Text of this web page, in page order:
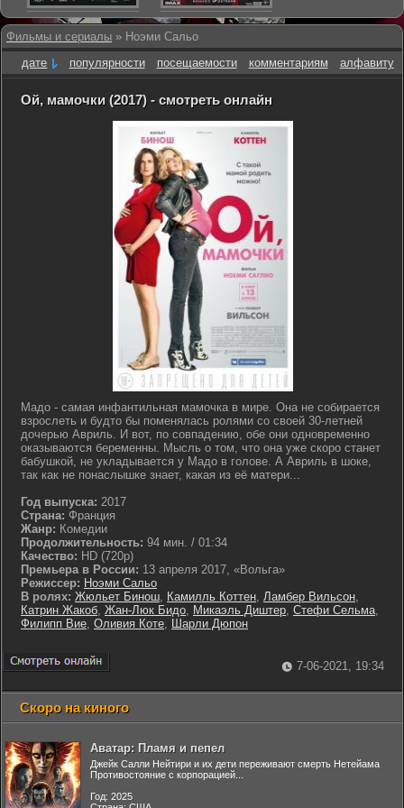
Фильмы и сериалы » Ноэми Сальо
дате
популярности посещаемости комментариям алфавиту
Ой, мамочки (2017) - смотреть онлайн
Мадо - самая инфантильная мамочка в мире. Она не собирается
взрослеть и будто бы поменялась ролями со своей 30-летней
дочерью Авриль. И вот, по совпадению, обе они одновременно
оказываются беременны. Мысль о том, что она уже скоро станет
бабушкой, не укладывается у Мадо в голове. А Авриль в шоке,
так как не понаслышке знает, какая из её матери...
Год выпуска: 2017
Страна: Франция
Жанр: Комедии
Продолжительность: 94 мин. / 01:34
Качество: HD (720p)
Премьера в России: 13 апреля 2017, «Вольга»
Режиссер: Ноэми Сальо
В ролях: Жюльет Бинош, Камилль Коттен, Ламбер Вильсон,
Катрин Жакоб, Жан-Люк Бидо, Микаэль Диштер, Стефи Сельма,
Филипп Вие, Оливия Коте, Шарли Дюпон
7-06-2021, 19:34
Скоро на киного
Аватар: Пламя и пепел
Джейк Салли Нейтири и их дети переживают смерть Нетейама
Противостояние с корпорацией...
Год: 2025